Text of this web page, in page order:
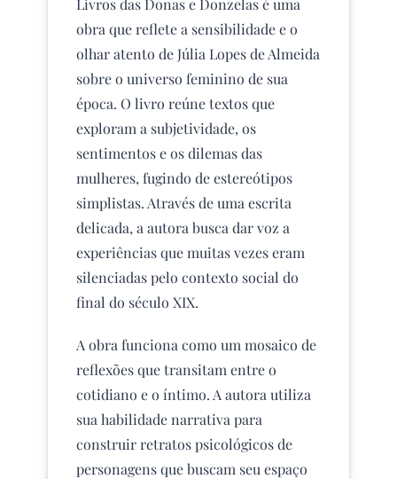
Livros das Donas e Donzelas é uma
obra que reflete a sensibilidade e o
olhar atento de Júlia Lopes de Almeida
sobre o universo feminino de sua
época. O livro reúne textos que
exploram a subjetividade, os
sentimentos e os dilemas das
mulheres, fugindo de estereótipos
simplistas. Através de uma escrita
delicada, a autora busca dar voz a
experiências que muitas vezes eram
silenciadas pelo contexto social do
final do século XIX.
A obra funciona como um mosaico de
reflexões que transitam entre o
cotidiano e o íntimo. A autora utiliza
sua habilidade narrativa para
construir retratos psicológicos de
personagens que buscam seu espaço